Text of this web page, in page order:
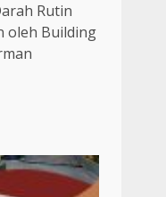
Rutin
oleh Building